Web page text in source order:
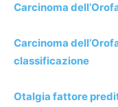
Carcinoma
Carcinoma
classificazione
Otalgia fattore